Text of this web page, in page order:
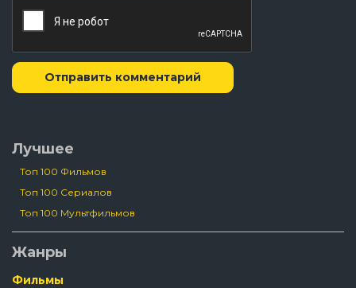
Отправить комментарий
Лучшее
Топ 100 Фильмов
Топ 100 Сериалов
Топ 100 Мультфильмов
Жанры
Фильмы